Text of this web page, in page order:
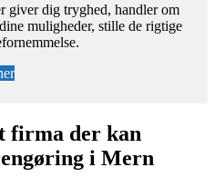
giver dig tryghed, handler om
muligheder, stille de rigtige
firma der kan
i Mern